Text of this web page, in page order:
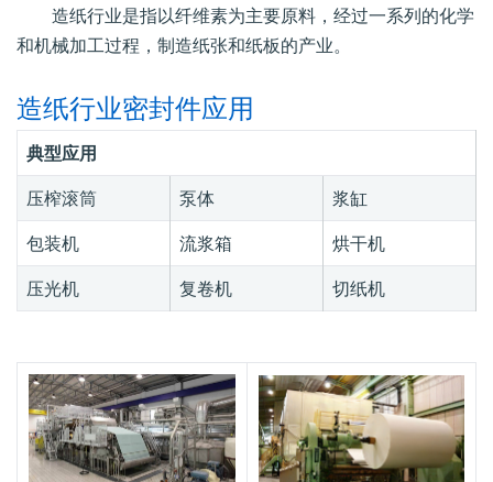
造纸行业是指以纤维素为主要原料，经过一系列的化学
和机械加工过程，制造纸张和纸板的产业。
造纸行业密封件应用
典型应用
压榨滚筒
泵体
浆缸
包装机
流浆箱
烘干机
压光机
复卷机 切纸机